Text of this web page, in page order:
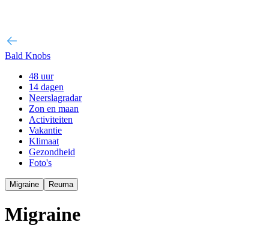
Bald Knobs
48 uur
14 dagen
Neerslagradar
Zon en maan
Activiteiten
Vakantie
Klimaat
Gezondheid
Foto's
Migraine Reuma
Migraine